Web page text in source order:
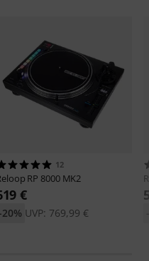
12
RP 8000 MK2
€
UVP: 769,99 €